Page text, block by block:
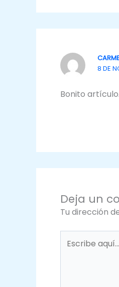
8 DE
Bonito
Deja un
Tu dirección
aquí...